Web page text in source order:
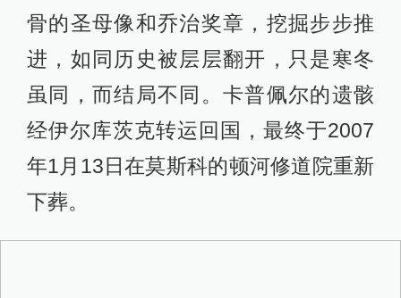
骨的圣母像和乔治奖章，挖掘步步推
进，如同历史被层层翻开，只是寒冬
虽同，而结局不同。卡普佩尔的遗骸
经伊尔库茨克转运回国，最终于2007
年1月13日在莫斯科的顿河修道院重新
下葬。